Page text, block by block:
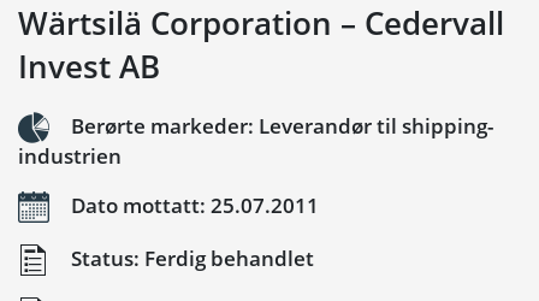
Wärtsilä Corporation – Cedervall
Invest AB
Berørte markeder: Leverandør til shipping-
industrien
Dato mottatt: 25.07.2011
Status: Ferdig behandlet